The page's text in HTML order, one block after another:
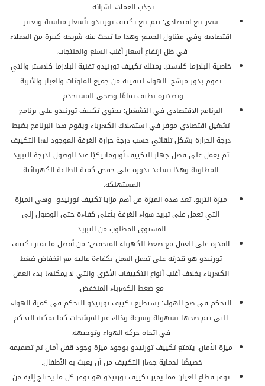
تجذب العملاء لشرائه.
سعر بيع اقتصادي: يتم بيع تكييف تورنيدو بأسعار مناسبة وتعتبر
اقتصادية وفي متناول الجميع وهذا ما تبحث عنه شريحة كبيرة من العملاء
في ظل ارتفاع أسعار أغلب السلع والمنتجات.
خاصية البلازما كلاستر: يمتلك تكييف تورنيدو تقنية البلازما كلاستر والتي
تقوم بدور مرشح الهواء لتنقيته من جميع الملوثات والغبار والأتربة
وتصديره نظيف تمامًا وصحي للمستخدم.
البرنامج الاقتصادي في التشغيل: يحتوي تكييف تورنيدو على برنامج
تشغيل اقتصادي موفر في استهلاك الكهرباء ويقوم هذا البرنامج بضبط
درجة الحرارة بشكل تلقائي حسب درجة حرارة الغرفة الموجود لها التكييف
ثم يعمل على فصل جهاز التكييف أوتوماتيكيًا عند الوصول لدرجة التبريد
المطلوبة وهذا يساعد بدوره على خفض كمية الطاقة الكهربائية
المستهلكة.
ميزة التربو: تعد هذه الميزة من أهم مزايا تكييف تورنيدو وهي الميزة
التي تعمل على تبريد هواء الغرفة بأعلى كفاءة حتى الوصول إلى
المستوى المطلوب من التبريد.
القدرة على العمل مع ضغط الكهرباء المنخفض: من أفضل ما يميز تكييف
تورنيدو هو قدرته على تحمل العمل بكفاءة عالية مع انخفاض ضغط
الكهرباء بخلاف أغلب أنواع التكييفات الأخرى والتي لا يمكنها بدء العمل
مع ضغط الكهرباء المنخفض.
التحكم في ضخ الهواء: يستطيع تكييف تورنيدو التحكم في كمية الهواء
التي يتم ضخها بسهولة وسرعة وذلك عبر المرشحات كما يمكنه التحكم
في اتجاه حركة الهواء وتوجيهه.
ميزة الأمان: يتمتع تكييف تورنيدو بوجود ميزة وجود قفل أمان تم تصميمه
خصيصًا لحماية جهاز التكييف من أن يعبث به الأطفال.
توفر قطاع الغيار: مما يميز تكييف تورنيدو هو توفر كل ما يحتاج إليه من